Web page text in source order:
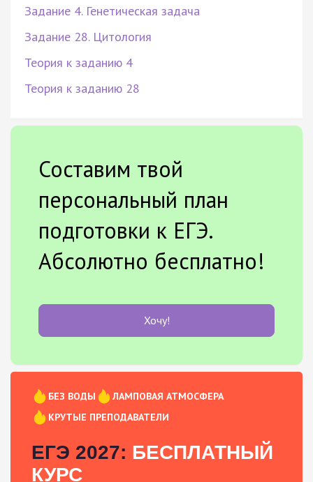
Задание 4. Генетическая задача
Задание 28. Цитология
Теория к заданию 4
Теория к заданию 28
Составим твой
персональный план
подготовки к ЕГЭ.
Абсолютно бесплатно!
Хочу!
БЕЗ ВОДЫ
ЛАМПОВАЯ АТМОСФЕРА
КРУТЫЕ ПРЕПОДАВАТЕЛИ
ЕГЭ 2027: БЕСПЛАТНЫЙ
КУРС